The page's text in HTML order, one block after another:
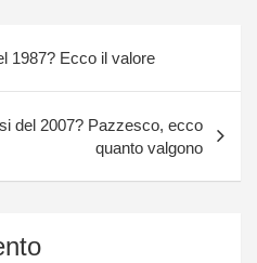
1987? Ecco il valore
del 2007? Pazzesco, ecco
quanto valgono